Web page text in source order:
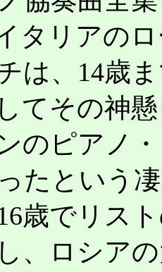
タリアの
は、14歳
てその神
のピアノ
たという
歳でリス
、ロシア